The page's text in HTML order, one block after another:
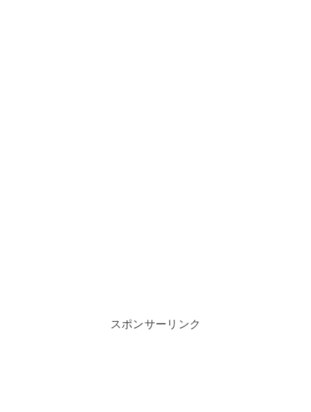
スポンサーリンク